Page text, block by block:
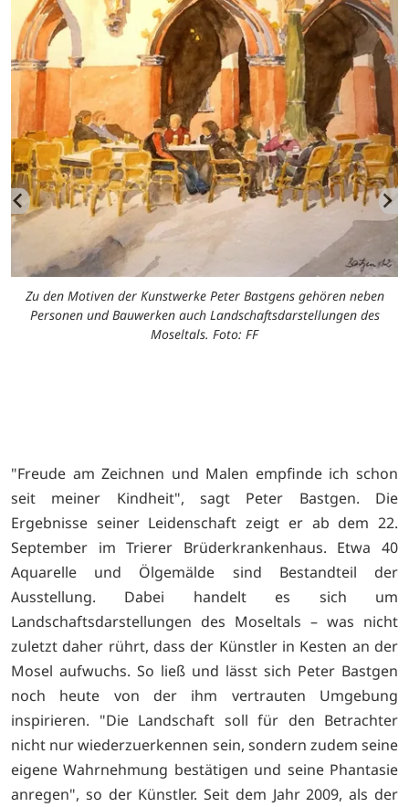
Zu den Motiven der Kunstwerke Peter Bastgens gehören neben
Personen und Bauwerken auch Landschaftsdarstellungen des
Moseltals. Foto: FF
"Freude am Zeichnen und Malen empfinde ich schon
seit meiner Kindheit", sagt Peter Bastgen. Die
Ergebnisse seiner Leidenschaft zeigt er ab dem 22.
September im Trierer Brüderkrankenhaus. Etwa 40
Aquarelle und Ölgemälde sind Bestandteil der
Ausstellung. Dabei handelt es sich um
Landschaftsdarstellungen des Moseltals – was nicht
zuletzt daher rührt, dass der Künstler in Kesten an der
Mosel aufwuchs. So ließ und lässt sich Peter Bastgen
noch heute von der ihm vertrauten Umgebung
inspirieren. "Die Landschaft soll für den Betrachter
nicht nur wiederzuerkennen sein, sondern zudem seine
eigene Wahrnehmung bestätigen und seine Phantasie
anregen", so der Künstler. Seit dem Jahr 2009, als der